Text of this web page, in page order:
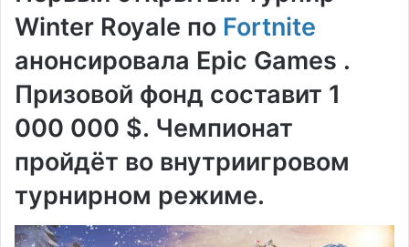
Winter Royale по Fortnite
анонсировала Epic Games .
Призовой фонд составит 1
000 000 $. Чемпионат
пройдёт во внутриигровом
турнирном режиме.